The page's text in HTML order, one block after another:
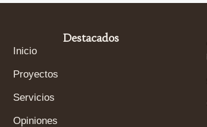
Destacados
Inicio
Proyectos
Servicios
Opiniones